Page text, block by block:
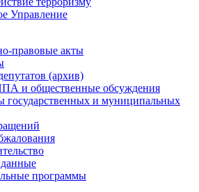
Управление
правовые акты
(архив)
и общественные обсуждения
государственных и муниципальных
программы